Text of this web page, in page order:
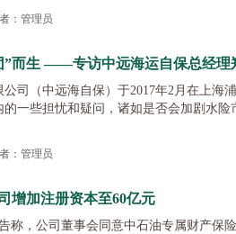
：管理员
”而生 ——专访中远海运自保总经理
司（中远海自保）于2017年2月在上
的一些担忧和疑问，诸如是否会加剧水
：管理员
增加注册资本至60亿元
称，公司董事会同意中石油专属财产保